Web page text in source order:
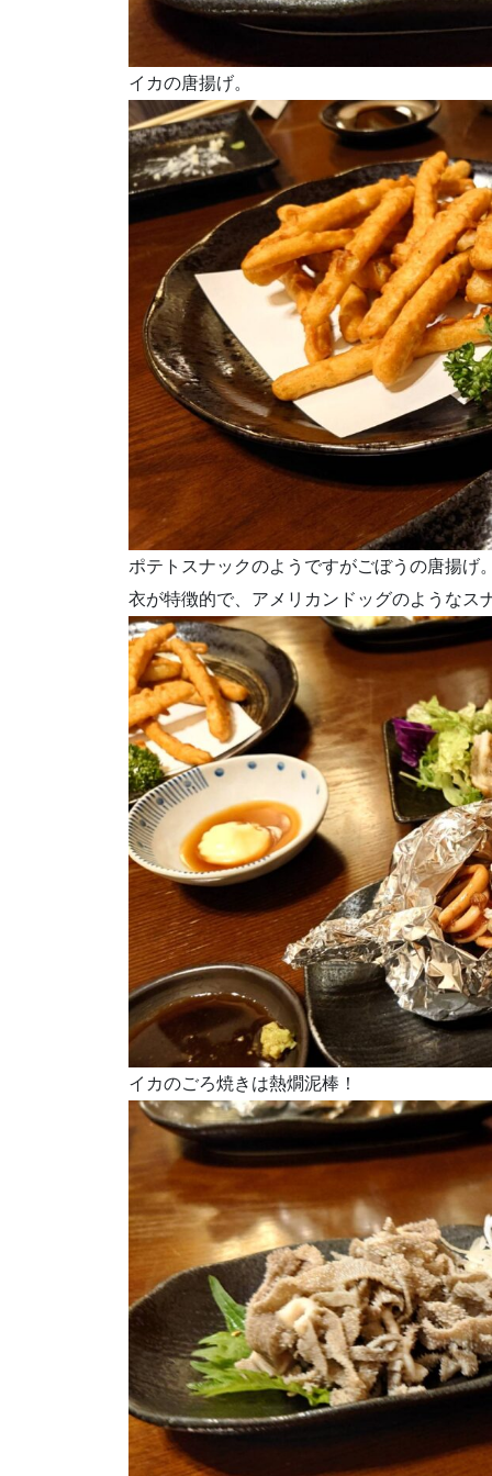
イカの唐揚げ。
ポテトスナックのようですがごぼうの唐揚げ
衣が特徴的で、アメリカンドッグのようなス
イカのごろ焼きは熱燗泥棒！